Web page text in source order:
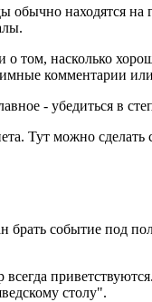
обычно находятся
том, насколько
комментарии
- убедиться в
Тут можно
брать событие под
столу".